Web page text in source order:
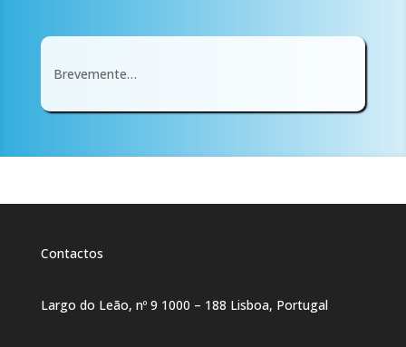
Brevemente…
Contactos
Largo do Leão, nº 9 1000 – 188 Lisboa, Portugal